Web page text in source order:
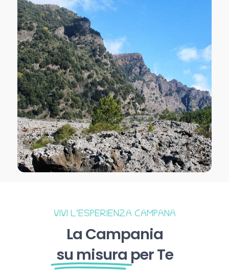
VIVI L’ESPERIENZA CAMPANA
La Campania
su misura per Te